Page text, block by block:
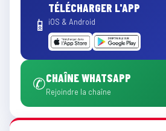
📱
TÉLÉCHARGER L'APP
iOS & Android
✆CHAÎNE WHATSAPP
Rejoindre la chaîne